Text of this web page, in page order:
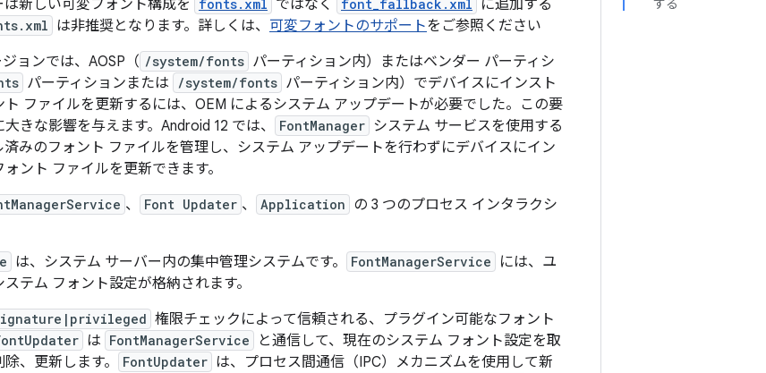
する
新しい可変フォント構成を
fonts.xml ではなく font_fallback.xml
に追加する
は非推奨となります。詳しくは、 可変フォントのサポートをご参照ください
ョンでは、AOSP（ /system/fonts パーティション内）またはベンダー パーティシ
パーティションまたは /system/fonts パーティション内）でデバイスにインスト
ファイルを更新するには、OEM によるシステム アップデートが必要でした。この要
きな影響を与えます。Android 12 では、
FontManager システム サービスを使用する
済みのフォント ファイルを管理し、システム アップデートを行わずにデバイスにイン
ント ファイルを更新できます。
、 Font Updater 、 Application の 3 つのプロセス インタラクシ
は、システム サーバー内の集中管理システムです。 FontManagerService
には、ユ
テム フォント設定が格納されます。
権限チェックによって信頼される、プラグイン可能なフォント
は FontManagerService
と通信して、現在のシステム フォント設定を取
、更新します。
FontUpdater は、プロセス間通信（IPC）メカニズムを使用して新